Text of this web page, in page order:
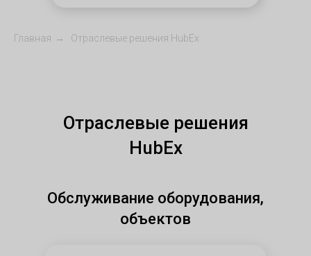
Главная → Отраслевые решения HubEx
Обслуживание оборудования,
объектов
Отраслевые решения
HubEx